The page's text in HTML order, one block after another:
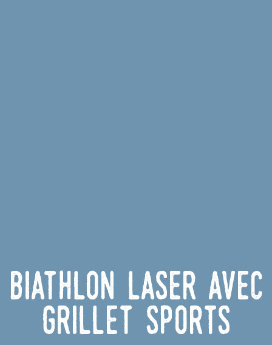
Biathlon Laser avec
Grillet Sports